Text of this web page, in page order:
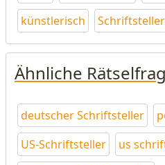
künstlerisch
Schriftsteller
Ähnliche
deutscher Schriftsteller
US-Schriftsteller
us